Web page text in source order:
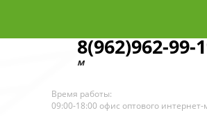
8(962)962-99-
Время работы:
09:00-18:00 офис оптового интернет-